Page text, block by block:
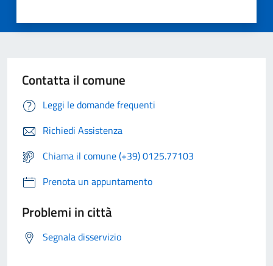
Contatta il comune
Leggi le domande frequenti
Richiedi Assistenza
Chiama il comune (+39) 0125.77103
Prenota un appuntamento
Problemi in città
Segnala disservizio